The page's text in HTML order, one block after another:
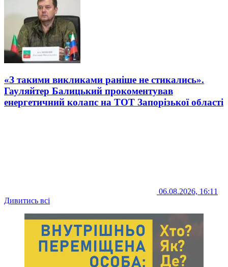
«З такими викликами раніше не стикались».
Гауляйтер Балицький прокоментував
енергетичний колапс на ТОТ Запорізької області
06.08.2026, 16:11
Дивитись всі